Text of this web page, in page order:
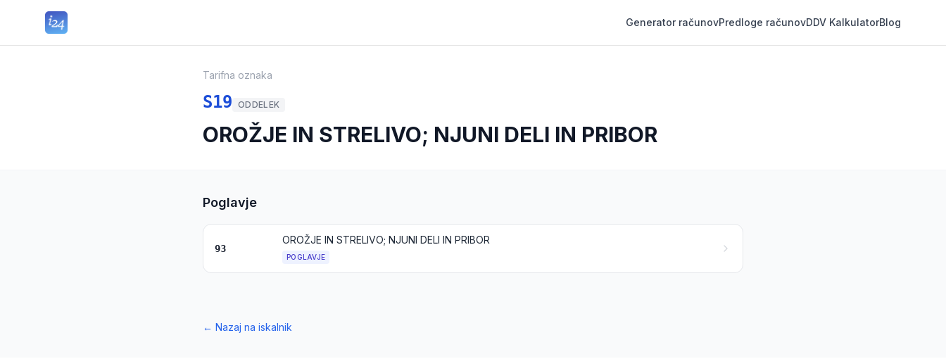
Generator računovPredloge računovDDV KalkulatorBlog
Tarifna oznaka
S19 ODDELEK
OROŽJE IN STRELIVO; NJUNI DELI IN PRIBOR
Poglavje
93
OROŽJE IN STRELIVO; NJUNI DELI IN PRIBOR
POGLAVJE
← Nazaj na iskalnik